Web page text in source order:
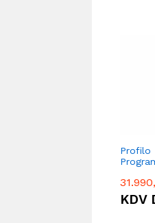
Profilo
KDV